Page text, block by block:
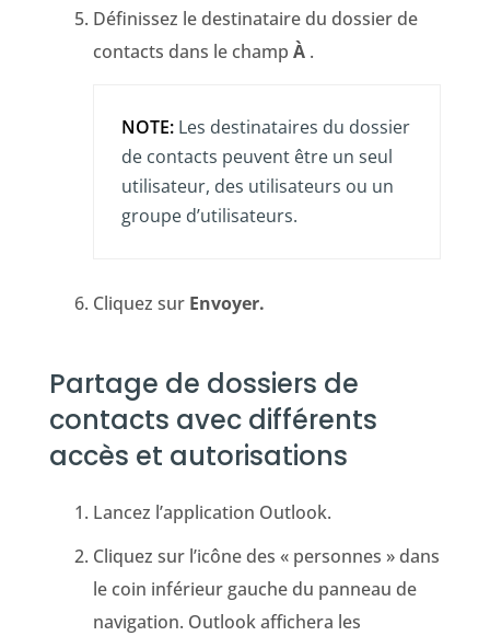
Définissez le destinataire du dossier de
contacts dans le champ À .
NOTE:Les destinataires du dossier
de contacts peuvent être un seul
utilisateur, des utilisateurs ou un
groupe d’utilisateurs.
Cliquez sur Envoyer.
Partage de dossiers de
contacts avec différents
accès et autorisations
Lancez l’application Outlook.
Cliquez sur l’icône des « personnes » dans
le coin inférieur gauche du panneau de
navigation. Outlook affichera les